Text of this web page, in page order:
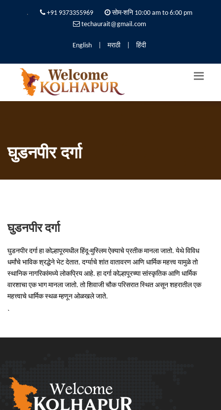
. +91 9373355969
सोम-शनि 10:00 am to 6:00 pm
techaurait@gmail.com
English मराठी हिंदी
घुडनपीर दर्गा
घुडनपीर दर्गा
घुडनपीर दर्गा हा कोल्हापूरमधील हिंदू-मुस्लिम ऐक्याचे प्रतीक मानला जातो. येथे विविध
धर्मांचे भाविक श्रद्धेने भेट देतात. दर्ग्याचे शांत वातावरण आणि धार्मिक महत्त्व यामुळे तो
स्थानिक नागरिकांमध्ये लोकप्रिय आहे. हा दर्गा कोल्हापूरच्या सांस्कृतिक आणि धार्मिक
वारशाचा एक भाग मानला जातो. तो शिवाजी चौक परिसरात स्थित असून शहरातील एक
महत्त्वाचे धार्मिक स्थळ म्हणून ओळखले जाते.
`